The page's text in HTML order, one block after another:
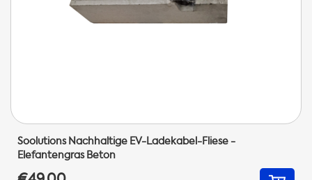
Soolutions Nachhaltige EV-Ladekabel-Fliese -
Elefantengras Beton